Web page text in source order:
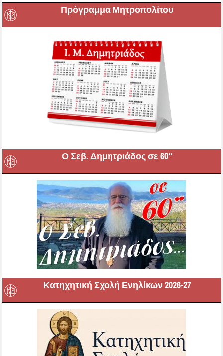
Πρόγραμμα Μητροπολίτου
Ο Σεβ. Δημητριάδος σε 60″
Κατηχητική Σχολή Ενηλίκων 2026-27